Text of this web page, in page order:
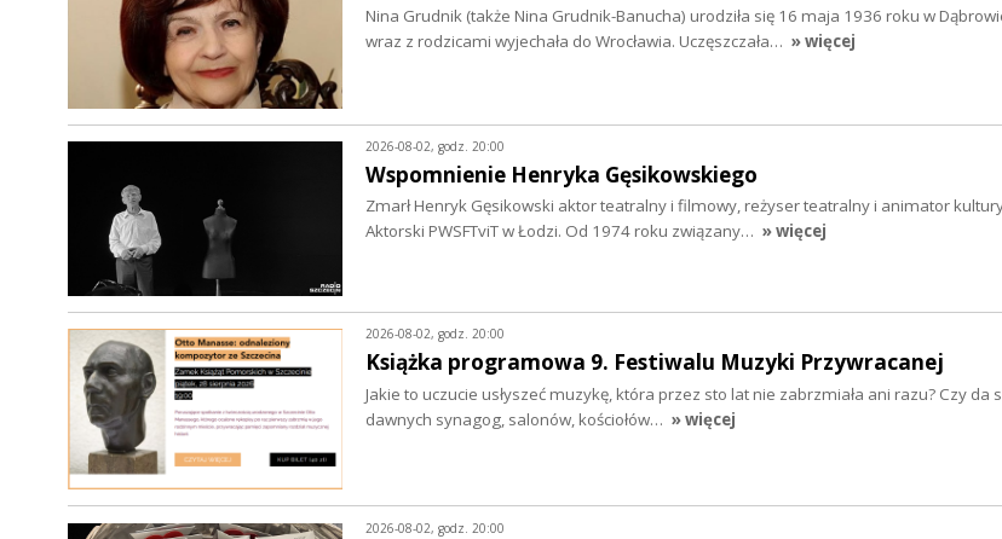
Nina Grudnik (także Nina Grudnik-Banucha) urodziła się 16 maja 1936 roku w
wraz z rodzicami wyjechała do Wrocławia. Uczęszczała… » więcej
2026-08-02, godz. 20:00
Wspomnienie Henryka Gęsikowskiego
Zmarł Henryk Gęsikowski aktor teatralny i filmowy, reżyser teatralny i animator
Aktorski PWSFTviT w Łodzi. Od 1974 roku związany… » więcej
2026-08-02, godz. 20:00
Książka programowa 9. Festiwalu Muzyki Przywracanej
Jakie to uczucie usłyszeć muzykę, która przez sto lat nie zabrzmiała ani razu? Czy da
dawnych synagog, salonów, kościołów… » więcej
2026-08-02, godz. 20:00